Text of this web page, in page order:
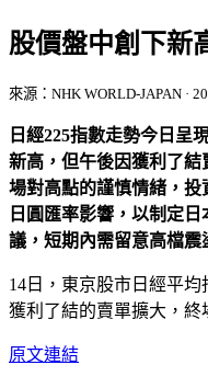
股價盤中創下新
來源：NHK WORLD-JAPAN ·
日經225指數走勢今日呈
新高，但午後因獲利了
場對高點的謹慎情緒，
日圓匯率影響，以制定
議，短期內需留意高檔震
14日，東京股市日經平
獲利了結的賣單擴大，終
原文連結